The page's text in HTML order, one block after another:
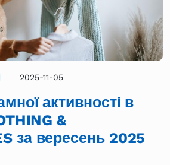
2025-11-05
активності в
&
за вересень 2025